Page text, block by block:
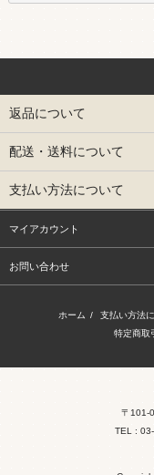
返品について
配送・送料について
支払い方法について
マイアカウント
お問い合わせ
ホーム / 支払い方法
特定商取
〒101-
TEL :